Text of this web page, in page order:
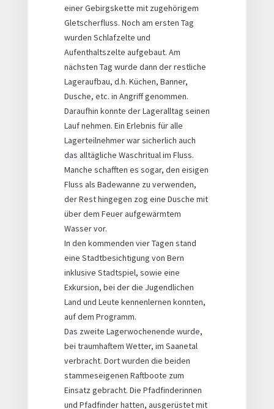
einer Gebirgskette mit zugehörigem
Gletscherfluss. Noch am ersten Tag
wurden Schlafzelte und
Aufenthaltszelte aufgebaut. Am
nächsten Tag wurde dann der restliche
Lageraufbau, d.h. Küchen, Banner,
Dusche, etc. in Angriff genommen.
Daraufhin konnte der Lageralltag seinen
Lauf nehmen. Ein Erlebnis für alle
Lagerteilnehmer war sicherlich auch
das alltägliche Waschritual im Fluss.
Manche schafften es sogar, den eisigen
Fluss als Badewanne zu verwenden,
der Rest hingegen zog eine Dusche mit
über dem Feuer aufgewärmtem
Wasser vor.
In den kommenden vier Tagen stand
eine Stadtbesichtigung von Bern
inklusive Stadtspiel, sowie eine
Exkursion, bei der die Jugendlichen
Land und Leute kennenlernen konnten,
auf dem Programm.
Das zweite Lagerwochenende wurde,
bei traumhaftem Wetter, im Saanetal
verbracht. Dort wurden die beiden
stammeseigenen Raftboote zum
Einsatz gebracht. Die Pfadfinderinnen
und Pfadfinder hatten, ausgerüstet mit